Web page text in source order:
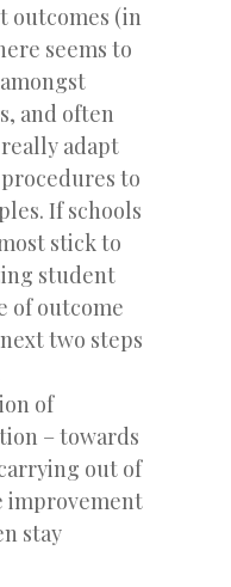
outcomes (in
seems to
and often
adapt
to
If schools
stick to
student
of outcome
two steps
of
– towards
out of
improvement
stay